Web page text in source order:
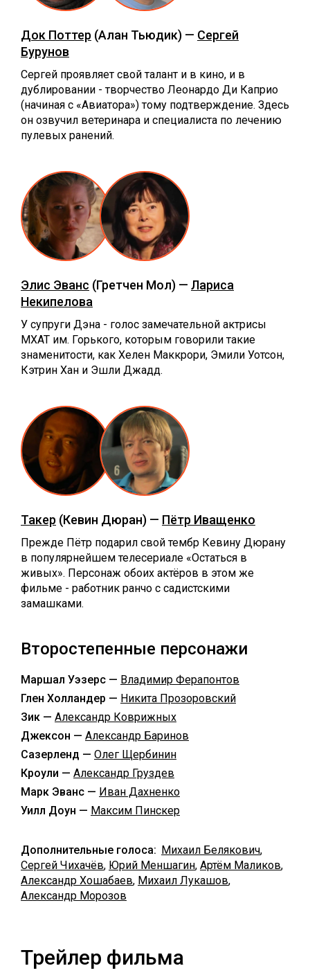
Док Поттер (Алан Тьюдик) — Сергей
Бурунов
Сергей проявляет свой талант и в кино, и в
дублировании - творчество Леонардо Ди Каприо
(начиная с «Авиатора») тому подтверждение. Здесь
он озвучил ветеринара и специалиста по лечению
пулевых ранений.
Элис Эванс (Гретчен Мол) — Лариса
Некипелова
У супруги Дэна - голос замечательной актрисы
МХАТ им. Горького, которым говорили такие
знаменитости, как Хелен Маккрори, Эмили Уотсон,
Кэтрин Хан и Эшли Джадд.
Такер (Кевин Дюран) — Пётр Иващенко
Прежде Пётр подарил свой тембр Кевину Дюрану
в популярнейшем телесериале «Остаться в
живых». Персонаж обоих актёров в этом же
фильме - работник ранчо с садистскими
замашками.
Второстепенные персонажи
Маршал Уэзерс — Владимир Ферапонтов
Глен Холландер — Никита Прозоровский
Зик — Александр Коврижных
Джексон — Александр Баринов
Сазерленд — Олег Щербинин
Кроули — Александр Груздев
Марк Эванс — Иван Дахненко
Уилл Доун — Максим Пинскер
Дополнительные голоса: Михаил Белякович,
Сергей Чихачёв, Юрий Меншагин, Артём Маликов,
Александр Хошабаев, Михаил Лукашов,
Александр Морозов
Трейлер фильма